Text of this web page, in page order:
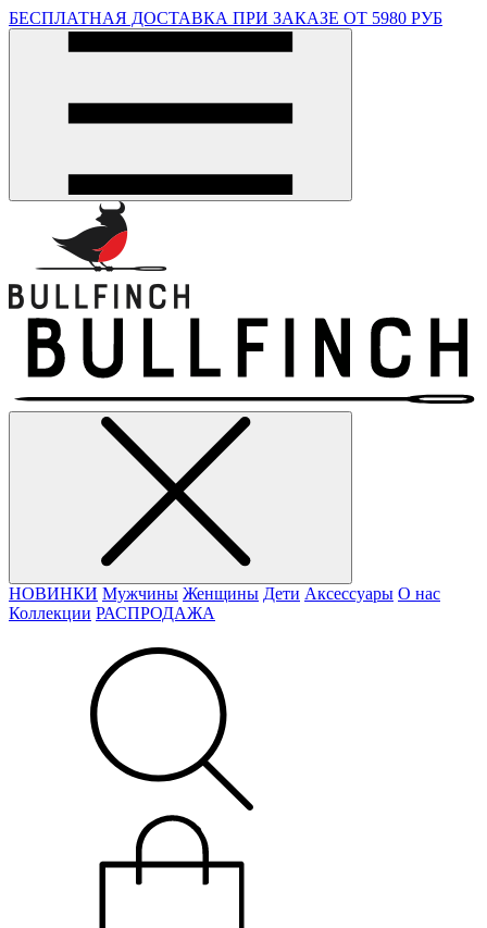
БЕСПЛАТНАЯ ДОСТАВКА ПРИ ЗАКАЗЕ ОТ 5980 РУБ
НОВИНКИ Мужчины Женщины Дети Аксессуары О нас
Коллекции РАСПРОДАЖА